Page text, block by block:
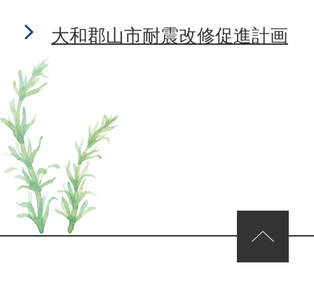
大和郡山市耐震改修促進計画
ページの先頭へ